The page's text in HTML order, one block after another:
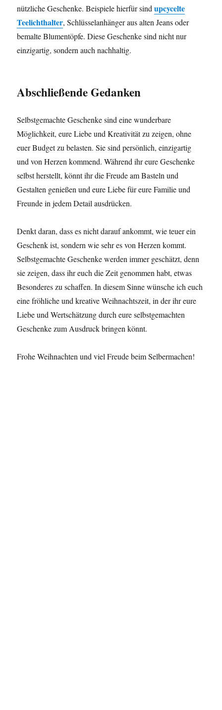
nützliche Geschenke. Beispiele hierfür sindupcycelte
Teelichthalter, Schlüsselanhänger aus alten Jeans oder
bemalte Blumentöpfe. Diese Geschenke sind nicht nur
einzigartig, sondern auch nachhaltig.
Abschließende Gedanken
Selbstgemachte Geschenke sind eine wunderbare
Möglichkeit, eure Liebe und Kreativität zu zeigen, ohne
euer Budget zu belasten. Sie sind persönlich, einzigartig
und von Herzen kommend. Während ihr eure Geschenke
selbst herstellt, könnt ihr die Freude am Basteln und
Gestalten genießen und eure Liebe für eure Familie und
Freunde in jedem Detail ausdrücken.
Denkt daran, dass es nicht darauf ankommt, wie teuer ein
Geschenk ist, sondern wie sehr es von Herzen kommt.
Selbstgemachte Geschenke werden immer geschätzt, denn
sie zeigen, dass ihr euch die Zeit genommen habt, etwas
Besonderes zu schaffen. In diesem Sinne wünsche ich euch
eine fröhliche und kreative Weihnachtszeit, in der ihr eure
Liebe und Wertschätzung durch eure selbstgemachten
Geschenke zum Ausdruck bringen könnt.
Frohe Weihnachten und viel Freude beim Selbermachen!